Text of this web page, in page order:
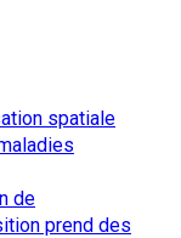
spatiale
de
prend des